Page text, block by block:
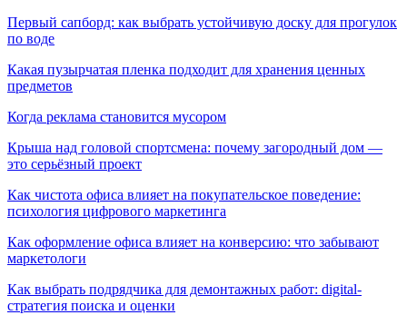
Первый сапборд: как выбрать устойчивую доску для прогулок
по воде
Какая пузырчатая пленка подходит для хранения ценных
предметов
Когда реклама становится мусором
Крыша над головой спортсмена: почему загородный дом —
это серьёзный проект
Как чистота офиса влияет на покупательское поведение:
психология цифрового маркетинга
Как оформление офиса влияет на конверсию: что забывают
маркетологи
Как выбрать подрядчика для демонтажных работ: digital-
стратегия поиска и оценки